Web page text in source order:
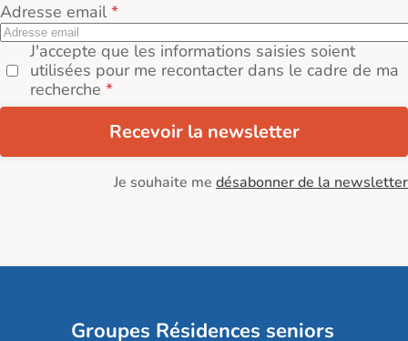
Adresse email
J'accepte que les informations saisies soient
utilisées pour me recontacter dans le cadre de ma
recherche
Recevoir la newsletter
Je souhaite me désabonner de la newsletter
Groupes Résidences seniors